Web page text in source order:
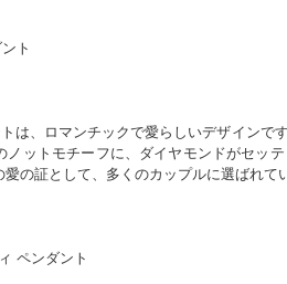
ト
は、ロマンチックで愛らしいデザインで
ノットモチーフに、ダイヤモンドがセッ
の証として、多くのカップルに選ばれて
ペンダント